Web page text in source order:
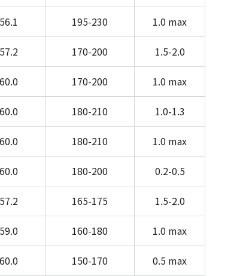
195-230 1.0 max
170-200 1.5-2.0
170-200 1.0 max
180-210 1.0-1.3
180-210 1.0 max
180-200 0.2-0.5
165-175 1.5-2.0
160-180 1.0 max
150-170 0.5 max